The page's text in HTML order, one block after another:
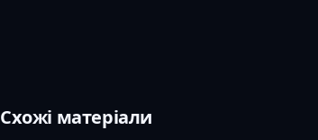
Схожі матеріали